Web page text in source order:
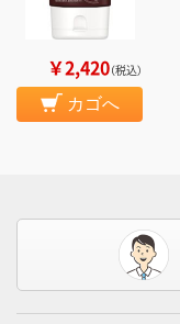
￥2,420（税込）
カゴへ